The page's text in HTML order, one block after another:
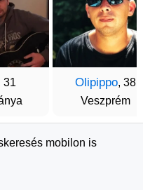
31
Olipippo, 38
Veszprém
mobilon is